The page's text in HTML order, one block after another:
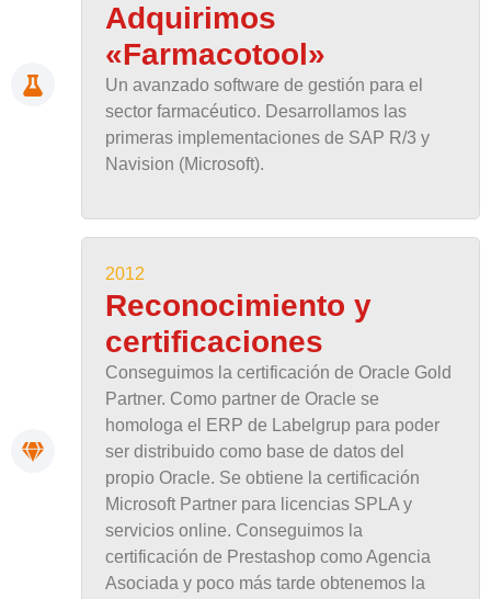
Adquirimos
«Farmacotool»
Un avanzado software de gestión para el
sector farmacéutico. Desarrollamos las
primeras implementaciones de SAP R/3 y
Navision (Microsoft).
2012
Reconocimiento y
certificaciones
Conseguimos la certificación de Oracle Gold
Partner. Como partner de Oracle se
homologa el ERP de Labelgrup para poder
ser distribuido como base de datos del
propio Oracle. Se obtiene la certificación
Microsoft Partner para licencias SPLA y
servicios online. Conseguimos la
certificación de Prestashop como Agencia
Asociada y poco más tarde obtenemos la